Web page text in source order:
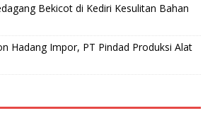
Bekicot di Kediri Kesulitan Bahan
Hadang Impor, PT Pindad Produksi Alat